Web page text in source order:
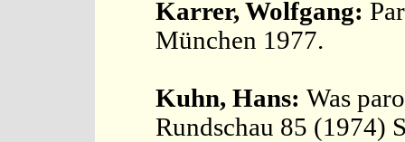
Karrer, Wolfgang:
München 1977.
Kuhn, Hans: Was
Rundschau 85 (1974)